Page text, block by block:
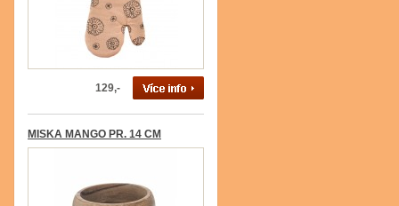
129,-
MISKA MANGO PR. 14 CM